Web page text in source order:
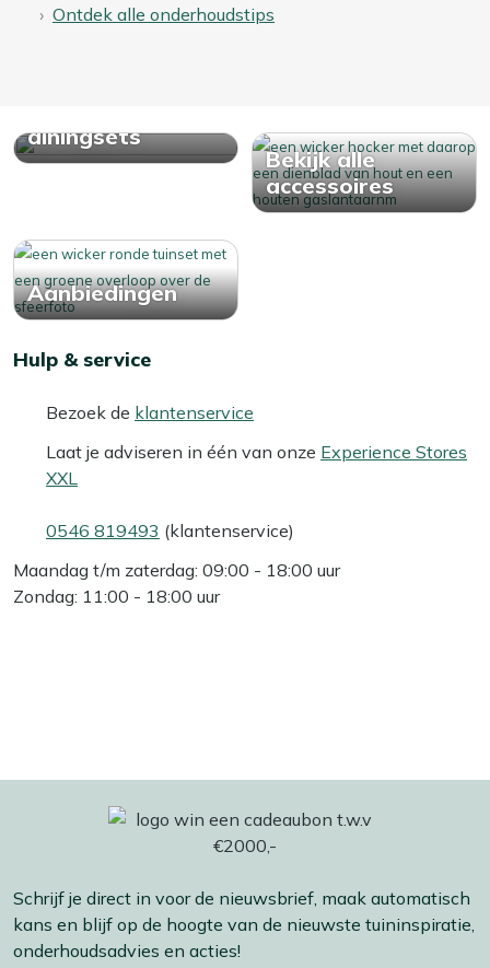
Ontdek alle onderhoudstips
diningsets
Bekijk alle
accessoires
Aanbiedingen
Hulp & service
Bezoek de klantenservice
Laat je adviseren in één van onze Experience Stores
XXL
0546 819493 (klantenservice)
Maandag t/m zaterdag: 09:00 - 18:00 uur
Zondag: 11:00 - 18:00 uur
Schrijf je direct in voor de nieuwsbrief, maak automatisch
kans en blijf op de hoogte van de nieuwste tuininspiratie,
onderhoudsadvies en acties!